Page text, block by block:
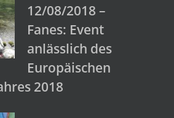
12/08/2018 –
Fanes: Event
anlässlich des
Europäischen
2018